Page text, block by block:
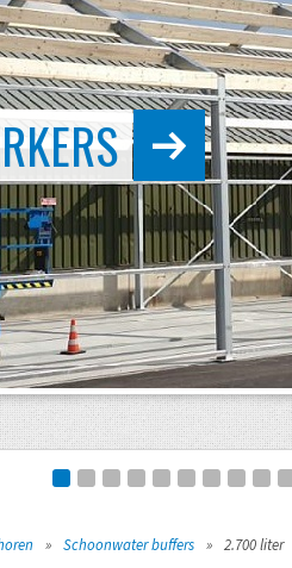
» Schoonwater buffers » 2.700 liter